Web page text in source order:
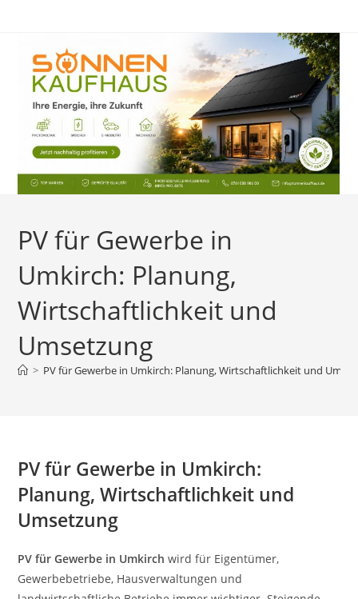
PV für Gewerbe in
Umkirch: Planung,
Wirtschaftlichkeit und
Umsetzung
> PV für Gewerbe in Umkirch: Planung, Wirtschaftlichkeit und
PV für Gewerbe in Umkirch:
Planung, Wirtschaftlichkeit und
Umsetzung
PV für Gewerbe in Umkirch wird für Eigentümer,
Gewerbebetriebe, Hausverwaltungen und